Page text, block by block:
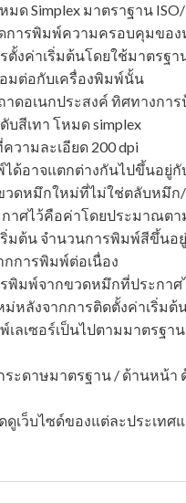
มด Simplex มาตราฐาน
ารพิมพ์ความครอบคุมของ
ค่าเริ่มต้นโดยใช้มาตรฐาน
มต่อกับเครื่องพิมพ์นั้น
ดอเนกประสงค์ ทิศทางกา
บสีเทา โหมด simplex
วามละเอียด 200 dpi
อาจแตกต่างกันไปขึ้นอยู่
ดหมึกใหม่ที่ไม่ใช่ตลับหมึก
าศไว้คือค่าโดยประมาณต
มต้น จำนวนการพิมพ์สีขึ้น
กการพิมพ์ต่อเนื่อง
พิมพ์จากขวดหมึกที่ประกา
หลังจากการติดตั้งค่าเริ่มต้
ลเซอร์เป็นไปตามมาตรฐ
ะดาษมาตรฐาน / ด้านหน้า
เว็บไซด์ของแต่ละประเ